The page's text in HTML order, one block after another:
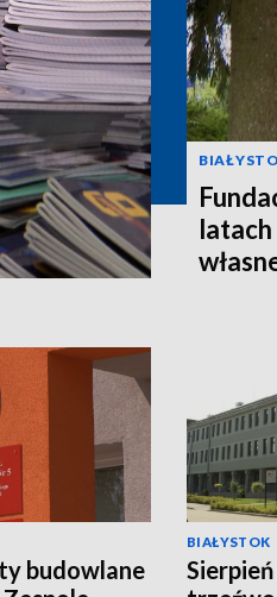
latach
budowlane
BIAŁYSTOK